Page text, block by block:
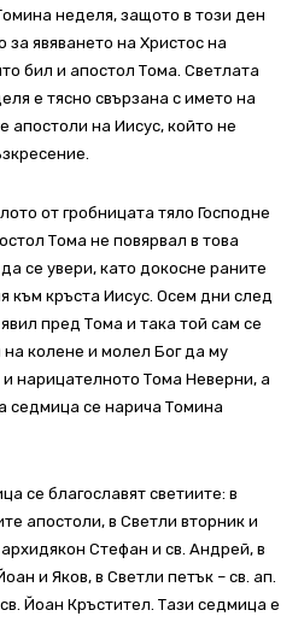
неделя, защото в този ден
за явяването на Христос на
бил и апостол Тома. Светлата
е тясно свързана с името на
апостоли на Иисус, който не
от гробницата тяло Господне
Тома не повярвал в това
се увери, като докосне раните
към кръста Иисус. Осем дни след
пред Тома и така той сам се
колене и молел Бог да му
нарицателното Тома Неверни, а
седмица се нарича Томина
се благославят светиите: в
апостоли, в Светли вторник и
Стефан и св. Андрей, в
и Яков, в Светли петък – св. ап.
Йоан Кръстител. Тази седмица е